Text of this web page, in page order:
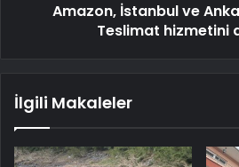
Amazon, İstanbul ve
Teslimat hizmetini
İlgili Makaleler